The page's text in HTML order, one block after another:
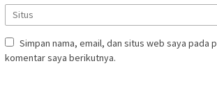
Simpan nama, email, dan situs web saya pada
komentar saya berikutnya.